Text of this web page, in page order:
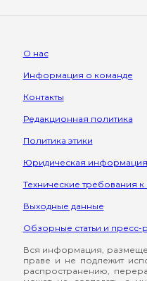
О нас
Информация о команде
Контакты
Редакционная политика
Политика этики
Юридическая информация
Технические требования
Выходные данные
Обзорные статьи и пресс-
Вся информация,
праве и не подлежит
распространению,